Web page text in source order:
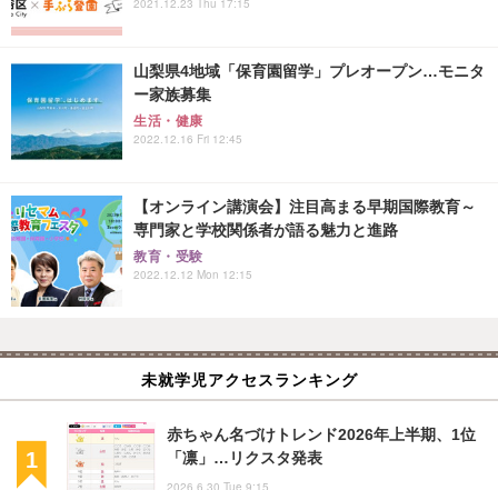
山梨県4地域「保育園留学」プレオープン…モニタ
ー家族募集
生活・健康
2022.12.16 Fri 12:45
【オンライン講演会】注目高まる早期国際教育～
専門家と学校関係者が語る魅力と進路
教育・受験
2022.12.12 Mon 12:15
未就学児アクセスランキング
赤ちゃん名づけトレンド2026年上半期、1位
「凛」…リクスタ発表
2026.6.30 Tue 9:15